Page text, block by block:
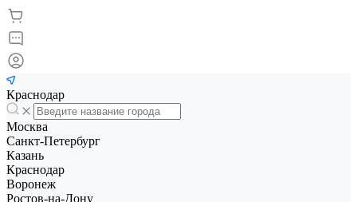
Краснодар
Москва
Санкт-Петербург
Казань
Краснодар
Воронеж
Ростов-на-Дону